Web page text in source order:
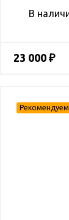
В
23 000 ₽